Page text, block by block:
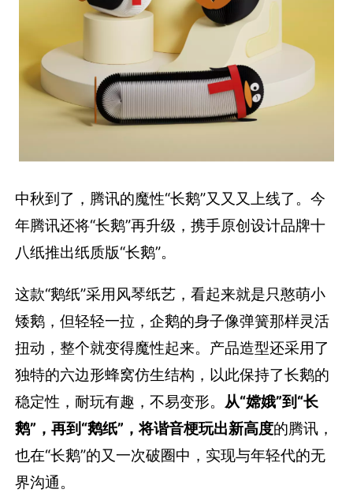
中秋到了，腾讯的魔性“长鹅”又又又上线了。今
年腾讯还将“长鹅”再升级，携手原创设计品牌十
八纸推出纸质版“长鹅”。
这款“鹅纸”采用风琴纸艺，看起来就是只憨萌小
矮鹅，但轻轻一拉，企鹅的身子像弹簧那样灵活
扭动，整个就变得魔性起来。产品造型还采用了
独特的六边形蜂窝仿生结构，以此保持了长鹅的
稳定性，耐玩有趣，不易变形。 从“嫦娥”到“长
鹅”，再到“鹅纸”，将谐音梗玩出新高度的腾讯，
也在“长鹅”的又一次破圈中，实现与年轻代的无
界沟通。